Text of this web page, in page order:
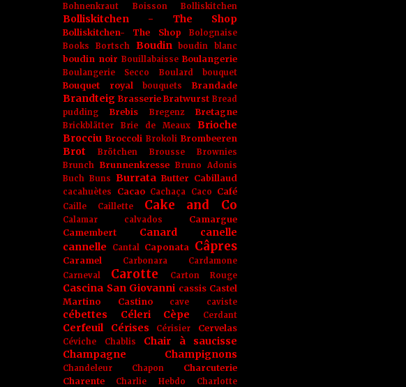
Bohnenkraut Boisson Bolliskitchen
Bolliskitchen - The Shop
Bolliskitchen- The Shop
Bolognaise
Books
Bortsch Boudin boudin blanc
boudin noir Bouillabaisse Boulangerie
Boulangerie Secco Boulard bouquet
Bouquet royal bouquets Brandade
Brandteig Brasserie Bratwurst Bread
pudding
Brebis Bregenz Bretagne
Brickblätter Brie de Meaux
Brioche
Brocciu Broccoli Brokoli Brombeeren
Brot Brötchen Brousse
Brownies
Brunch Brunnenkresse Bruno Adonis
Buch Buns Burrata Butter Cabillaud
cacahuètes Cacao Cachaça Caco Café
Caille Caillette Cake and Co
Calamar calvados
Camargue
Camembert
Canard
canelle
cannelle
Cantal Caponata Câpres
Caramel Carbonara
Cardamone
Carneval
Carotte Carton Rouge
Cascina San Giovanni cassis Castel
Martino
Castino cave caviste
cébettes Céleri Cèpe Cerdant
Cerfeuil Cérises Cérisier Cervelas
Céviche Chablis
Chair à saucisse
Champagne
Champignons
Chandeleur Chapon
Charcuterie
Charente
Charlie Hebdo
Charlotte